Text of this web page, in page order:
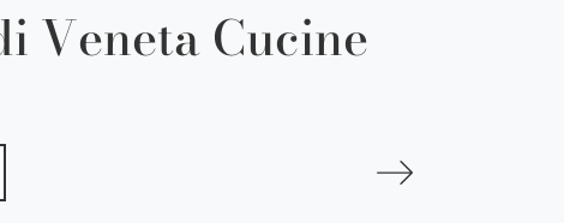
Veneta Cucine